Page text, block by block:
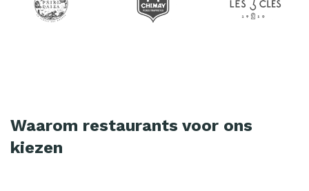
Waarom restaurants voor ons
kiezen